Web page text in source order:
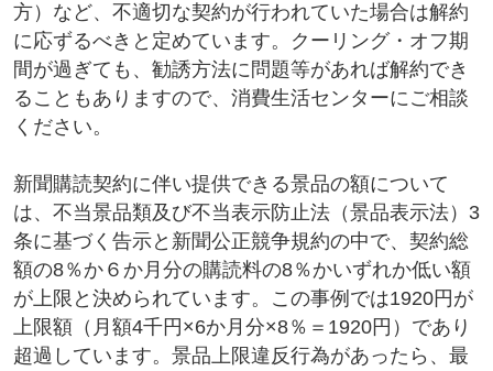
方）など、不適切な契約が行われていた場合は解約
に応ずるべきと定めています。クーリング・オフ期
間が過ぎても、勧誘方法に問題等があれば解約でき
ることもありますので、消費生活センターにご相談
ください。
新聞購読契約に伴い提供できる景品の額について
は、不当景品類及び不当表示防止法（景品表示法）3
条に基づく告示と新聞公正競争規約の中で、契約総
額の8％か６か月分の購読料の8％かいずれか低い額
が上限と決められています。この事例では1920円が
上限額（月額4千円×6か月分×8％＝1920円）であり
超過しています。景品上限違反行為があったら、最